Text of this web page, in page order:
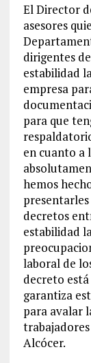
El Director
asesores
dirigentes
estabilidad
empresa
para que
en cuanto a
hemos
decretos
estabilidad
laboral de
decreto
garantiza
para avalar
Alcócer.